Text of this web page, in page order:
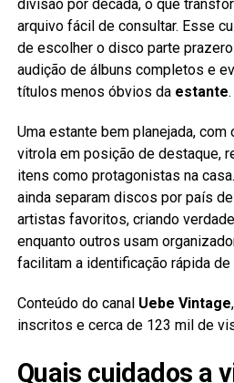
divisão por década, o que
arquivo fácil de consultar. Esse
de escolher o disco parte
audição de álbuns completos e
títulos menos óbvios da estante.
Uma estante bem planejada,
vitrola em posição de destaque,
itens como protagonistas na
ainda separam discos por país
artistas favoritos, criando
enquanto outros usam
facilitam a identificação rápida de
Conteúdo do canal Uebe Vintage
inscritos e cerca de 123 mil de
Quais cuidados a